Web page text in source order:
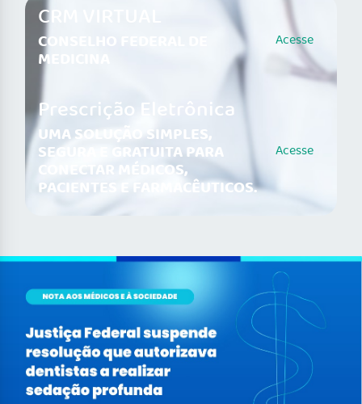
CRM VIRTUAL
CONSELHO FEDERAL DE
MEDICINA
Acesse
Prescrição Eletrônica
UMA SOLUÇÃO SIMPLES,
SEGURA E GRATUITA PARA
CONECTAR MÉDICOS,
PACIENTES E FARMACÊUTICOS.
Acesse